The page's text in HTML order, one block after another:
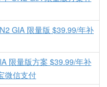
GIA 限量版 $39.99/年补
限量版方案 $39.99/年补
微信支付